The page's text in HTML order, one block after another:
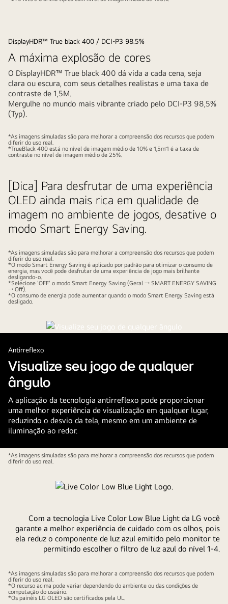
DisplayHDR™ True black 400 / DCI-P3 98.5%
A máxima explosão de cores
O DisplayHDR™ True black 400 dá vida a cada cena, seja
clara ou escura, com seus detalhes realistas e uma taxa de
contraste de 1,5M.
Mergulhe no mundo mais vibrante criado pelo DCI-P3 98,5%
(Typ).
*As imagens simuladas são para melhorar a compreensão dos recursos que podem
diferir do uso real.
*TrueBlack 400 está no nível de imagem médio de 10% e 1,5m:1 é a taxa de
contraste no nível de imagem médio de 25%.
[Dica] Para desfrutar de uma experiência
OLED ainda mais rica em qualidade de
imagem no ambiente de jogos, desative o
modo Smart Energy Saving.
*As imagens simuladas são para melhorar a compreensão dos recursos que podem
diferir do uso real.
*O modo Smart Energy Saving é aplicado por padrão para otimizar o consumo de
energia, mas você pode desfrutar de uma experiência de jogo mais brilhante
desligando-o.
*Selecione 'OFF' o modo Smart Energy Saving (Geral → SMART ENERGY SAVING
→ Off).
*O consumo de energia pode aumentar quando o modo Smart Energy Saving está
desligado.
Antirreflexo
Visualize seu jogo de qualquer
ângulo
A aplicação da tecnologia antirreflexo pode proporcionar
uma melhor experiência de visualização em qualquer lugar,
reduzindo o desvio da tela, mesmo em um ambiente de
iluminação ao redor.
*As imagens simuladas são para melhorar a compreensão dos recursos que podem
diferir do uso real.
Com a tecnologia Live Color Low Blue Light da LG você
garante a melhor experiência de cuidado com os olhos, pois
ela reduz o componente de luz azul emitido pelo monitor te
permitindo escolher o filtro de luz azul do nível 1-4.
*As imagens simuladas são para melhorar a compreensão dos recursos que podem
diferir do uso real.
*O recurso acima pode variar dependendo do ambiente ou das condições de
computação do usuário.
*Os painéis LG OLED são certificados pela UL.